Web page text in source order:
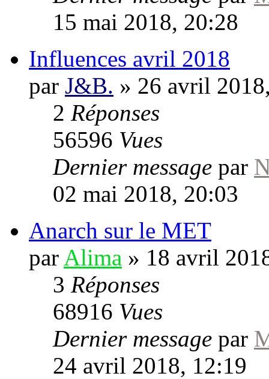
15 mai 2018, 20:28
Influences avril 2018
par J&B. » 26 avril
2 Réponses
56596 Vues
Dernier message par
02 mai 2018, 20:03
Anarch sur le MET
par Alima » 18 avril
3 Réponses
68916 Vues
Dernier message par
24 avril 2018, 12:19